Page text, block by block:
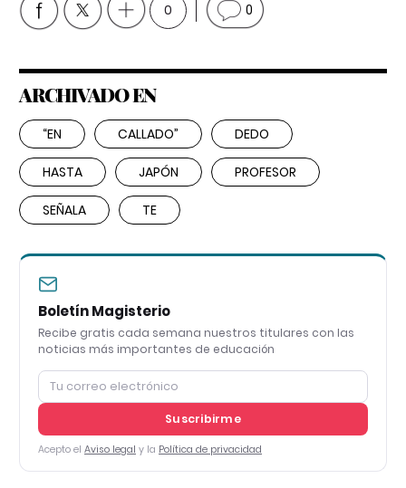
0 0
ARCHIVADO EN
“EN CALLADO” DEDO
HASTA JAPÓN PROFESOR
SEÑALA TE
Boletín Magisterio
Recibe gratis cada semana nuestros titulares con las
noticias más importantes de educación
Suscribirme
Acepto el Aviso legal y la Política de privacidad